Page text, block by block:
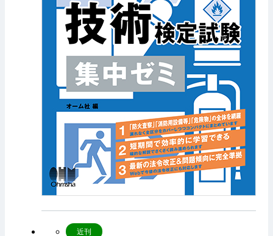
近刊